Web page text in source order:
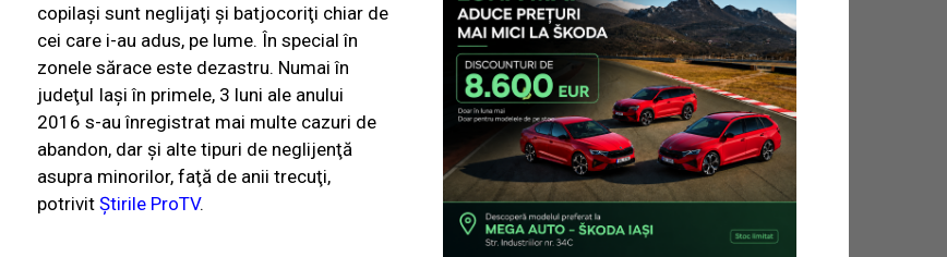
copilaşi sunt neglijaţi şi batjocoriţi chiar de
cei care i-au adus, pe lume. În special în
zonele sărace este dezastru. Numai în
judeţul Iaşi în primele, 3 luni ale anului
2016 s-au înregistrat mai multe cazuri de
abandon, dar şi alte tipuri de neglijenţă
asupra minorilor, faţă de anii trecuţi,
potrivit Știrile ProTV.